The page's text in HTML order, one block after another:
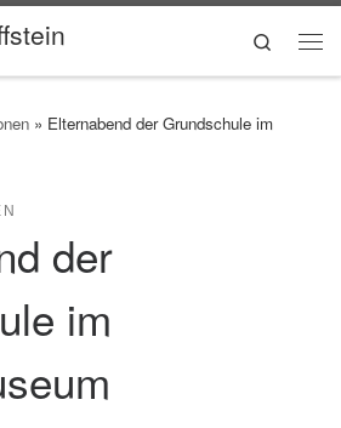
Search
» Elternabend der Grundschule im
der
im